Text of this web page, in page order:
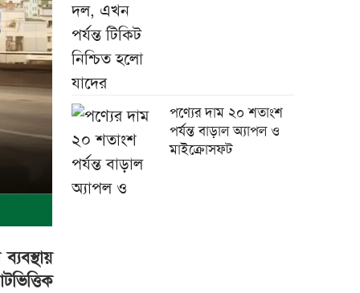
পণ্যের দাম ২০ শতাংশ
পর্যন্ত বাড়াল অ্যাপল ও
মাইক্রোসফট